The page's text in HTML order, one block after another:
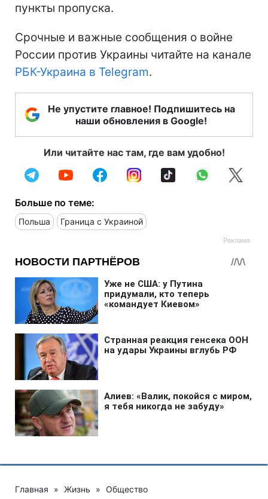
пункты пропуска.
Срочные и важные сообщения о войне
России против Украины читайте на канале
РБК-Украина в Telegram.
Не упустите главное! Подпишитесь на
наши обновления в Google!
Или читайте нас там, где вам удобно!
Больше по теме:
Польша Граница с Украиной
Главная » Жизнь » Общество